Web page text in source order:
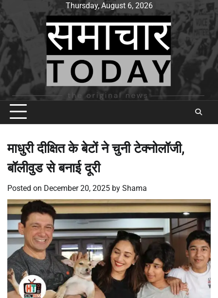
Skip
to
content
Thursday, August 6, 2026
माधुरी दीक्षित के बेटों ने चुनी टेक्नोलॉजी,
बॉलीवुड से बनाई दूरी
Posted on December 20, 2025 by Shama